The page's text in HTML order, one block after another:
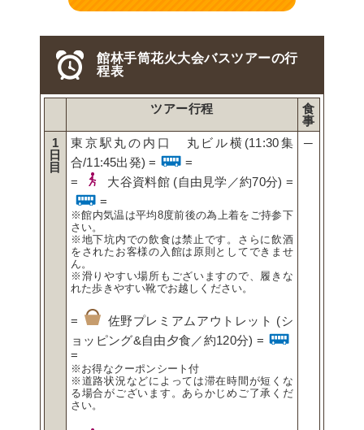
館林手筒花火大会バスツアーの行
程表
ツアー行程
食
事
1
日
目
東京駅丸の内口 丸ビル横(11:30集
合/11:45出発) =
=
=
大谷資料館 (自由見学／約70分) =
=
※館内気温は平均8度前後の為上着をご持参下
さい。
※地下坑内での飲食は禁止です。さらに飲酒
をされたお客様の入館は原則としてできませ
ん。
※滑りやすい場所もございますので、履きな
れた歩きやすい靴でお越しください。
=
佐野プレミアムアウトレット (シ
ョッピング&自由夕食／約120分) =
=
※お得なクーポンシート付
※道路状況などによっては滞在時間が短くな
る場合がございます。あらかじめご了承くだ
さい。
─